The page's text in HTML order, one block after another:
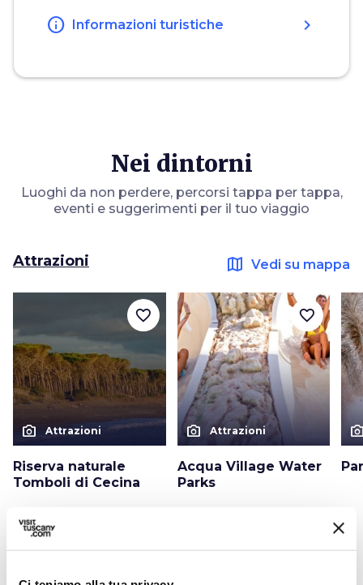
info Informazioni turistiche chevron_right
Nei dintorni
Luoghi da non perdere, percorsi tappa per tappa,
eventi e suggerimenti per il tuo viaggio
Attrazioni map Vedi su mappa
photo_camera Attrazioni
Riserva naturale
Tomboli di Cecina
favorite_border
photo_camera Attrazioni
Acqua Village Water
Parks
favorite_border